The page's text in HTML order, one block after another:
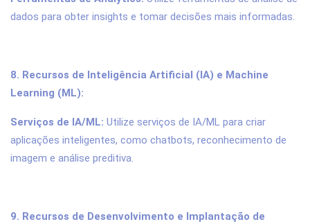
dados para obter insights e tomar decisões mais informadas.
8. Recursos de Inteligência Artificial (IA) e Machine
Learning (ML):
Serviços de IA/ML: Utilize serviços de IA/ML para criar
aplicações inteligentes, como chatbots, reconhecimento de
imagem e análise preditiva.
9. Recursos de Desenvolvimento e Implantação de